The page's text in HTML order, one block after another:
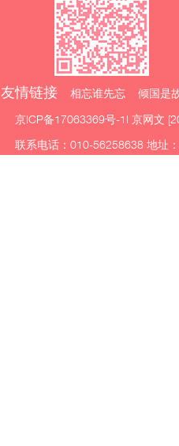
友情链接 相忘谁先忘 倾国是
京ICP备17063369号-1 | 京网文
联系电话：010-56258638 地址